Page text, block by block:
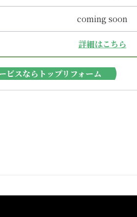
coming soon
詳細はこちら
ビスならトップリフォーム